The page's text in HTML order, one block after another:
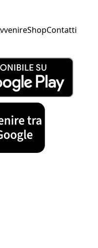
ShopContatti